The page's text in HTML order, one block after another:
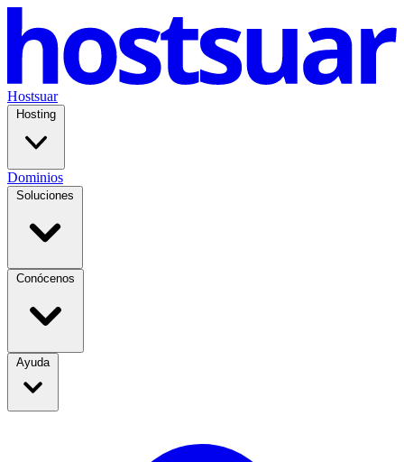
Hostsuar
Hosting
Dominios
Soluciones
Conócenos
Ayuda